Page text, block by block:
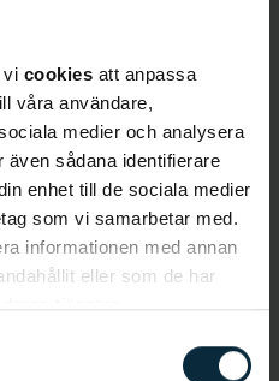
vi cookies att anpassa
våra användare,
medier och analysera
sådana identifierare
enhet till de sociala medier
som vi samarbetar med.
informationen med annan
eller som de har
tjänster.